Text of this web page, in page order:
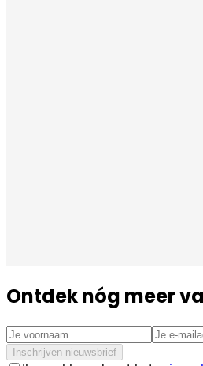
Ontdek nóg meer
Inschrijven nieuwsbrief